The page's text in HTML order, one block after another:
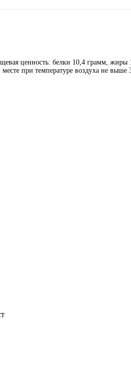
ценность: белки 10,4 грамм, жиры
при температуре воздуха не выше